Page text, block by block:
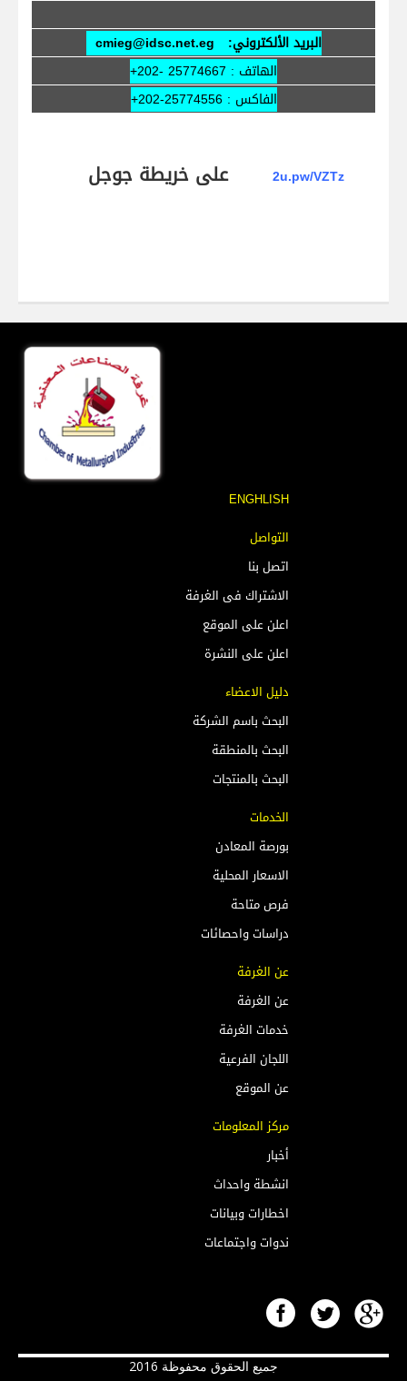
البريد الألكتروني: cmieg@idsc.net.eg
الهاتف : 25774667 -202+
الفاكس : 25774556-202+
2u.pw/VZTz على خريطة جوجل
ENGHLISH
التواصل
اتصل بنا
الاشتراك فى الغرفة
اعلن على الموقع
اعلن على النشرة
دليل الاعضاء
البحث باسم الشركة
البحث بالمنطقة
البحث بالمنتجات
الخدمات
بورصة المعادن
الاسعار المحلية
فرص متاحة
دراسات واحصائات
عن الغرفة
عن الغرفة
خدمات الغرفة
اللجان الفرعية
عن الموقع
مركز المعلومات
أخبار
انشطة واحداث
اخطارات وبيانات
ندوات واجتماعات
جميع الحقوق محفوظة 2016